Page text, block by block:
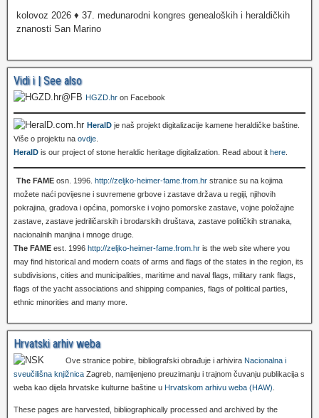
kolovoz 2026 ♦ 37. međunarodni kongres genealoških i heraldičkih
znanosti San Marino
Vidi i | See also
HGZD.hr on Facebook
HeralD je naš projekt digitalizacije kamene heraldičke baštine.
Više o projektu na ovdje.
HeralD is our project of stone heraldic heritage digitalization. Read about it here.
The FAME osn. 1996. http://zeljko-heimer-fame.from.hr stranice su na kojima
možete naći povijesne i suvremene grbove i zastave država u regiji, njihovih
pokrajina, gradova i općina, pomorske i vojno pomorske zastave, vojne položajne
zastave, zastave jedriličarskih i brodarskih društava, zastave političkih stranaka,
nacionalnih manjina i mnoge druge.
The FAME est. 1996 http://zeljko-heimer-fame.from.hr is the web site where you
may find historical and modern coats of arms and flags of the states in the region, its
subdivisions, cities and municipalities, maritime and naval flags, military rank flags,
flags of the yacht associations and shipping companies, flags of political parties,
ethnic minorities and many more.
Hrvatski arhiv weba
Ove stranice pobire, bibliografski obrađuje i arhivira Nacionalna i
sveučilišna knjižnica Zagreb, namijenjeno preuzimanju i trajnom čuvanju publikacija s
weba kao dijela hrvatske kulturne baštine u Hrvatskom arhivu weba (HAW)
These pages are harvested, bibliographically processed and archived by the